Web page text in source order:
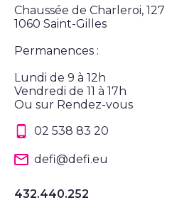
Chaussée de Charleroi, 127
1060 Saint-Gilles
Permanences :
Lundi de 9 à 12h
Vendredi de 11 à 17h
Ou sur Rendez-vous
02 538 83 20
defi@defi.eu
432.440.252